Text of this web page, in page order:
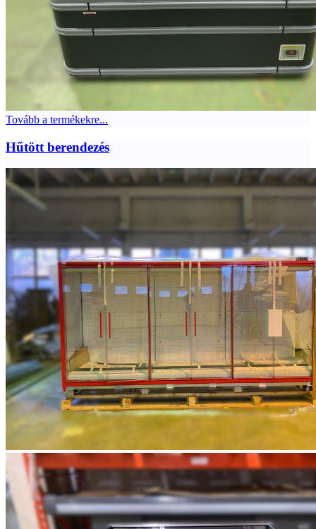
Tovább a termékekre...
Hűtött berendezés